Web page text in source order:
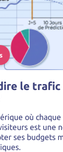
le
où
est une
ses budgets